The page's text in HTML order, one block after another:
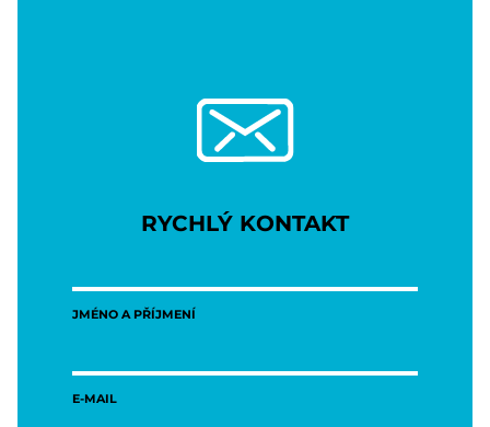
RYCHLÝ KONTAKT
JMÉNO A PŘÍJMENÍ
E-MAIL